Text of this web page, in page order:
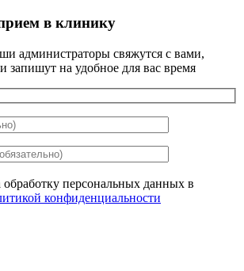
в клинику
администраторы свяжутся с вами,
запишут на удобное для вас время
обработку персональных данных в
конфиденциальности